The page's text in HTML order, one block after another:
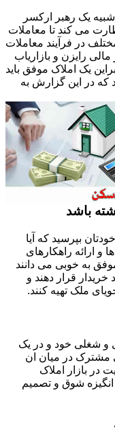
یک رهبر ارکسر
می کند تا معاملات
در فرآیند معاملات
رایزن و بازاریاب
یک املاک موفق باید
که در این گزارش به
باشد
بپرسید که آیا
و ارائه راهکارهای
به خوبی می دانند
قرار دهند و
ملک تهیه کنند.
شغلی خود و در یک
مشترک در میان ان
بازار املاک
انگیزه شوق و تصمیم